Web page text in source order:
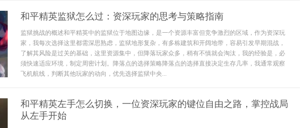
和平精英监狱怎么过：资深玩家的思考与策略指南
监狱挑战的概述和平精英中的监狱位于地图边缘，是一个资源丰富但竞争激烈的区域，作为资深玩
家，我每次选择这里都需深思熟虑，监狱地形复杂，有多栋建筑和开阔地带，容易引发早期混战，
了解其风险是过关的基础，这里资源集中，但降落玩家众多，稍有不慎就会淘汰，我的经验是，必
须快速适应环境，制定周密计划。降落点的选择策略降落点的选择直接决定生存几率，我通常观察
飞机航线，判断其他玩家的动向，优先选择监狱中央...
和平精英左手怎么切换，一位资深玩家的键位自由之路，掌控战局
从左手开始